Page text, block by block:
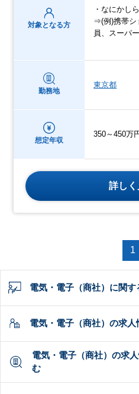
対象となる方
・なにかし
⇒(例)携帯シ
員、スーパ
勤務地
東京都
想定年収
350～450万
詳しく
1
電気・電子（商社）に関
電気・電子（商社）の求
電気・電子（商社）の求
む